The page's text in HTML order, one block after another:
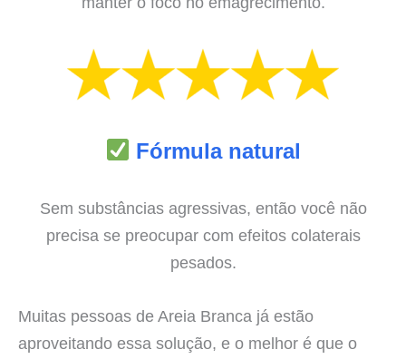
Fórmula natural
Sem substâncias agressivas, então você não
precisa se preocupar com efeitos colaterais
pesados.
Muitas pessoas de Areia Branca já estão
aproveitando essa solução, e o melhor é que o